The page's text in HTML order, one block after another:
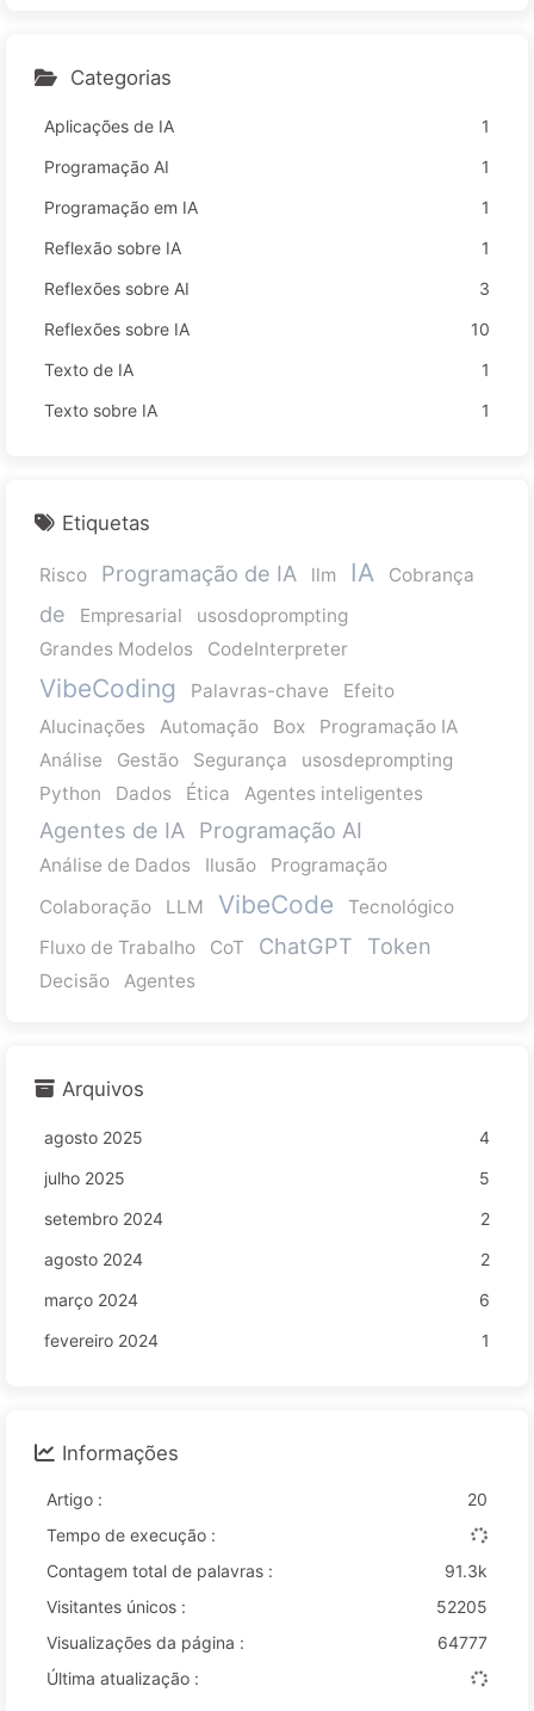
Categorias
Aplicações de IA
1
Programação AI
1
Programação em IA
1
Reflexão sobre IA
1
Reflexões sobre AI
3
Reflexões sobre IA
10
Texto de IA
1
Texto sobre IA
1
Etiquetas
Risco Programação de IA llm IA Cobrança
de Empresarial
usosdoprompting
Grandes Modelos
CodeInterpreter
VibeCoding Palavras-chave
Efeito
Alucinações
Automação Box
Programação IA
Análise
Gestão Segurança
usosdeprompting
Python
Dados Ética Agentes inteligentes
Agentes de IA Programação AI
Análise de Dados Ilusão
Programação
Colaboração
LLM VibeCode
Tecnológico
Fluxo de Trabalho
CoT ChatGPT Token
Decisão Agentes
Arquivos
agosto 2025
4
julho 2025
5
setembro 2024
2
agosto 2024
2
março 2024
6
fevereiro 2024
1
Informações
Artigo :
20
Tempo de execução :
Contagem total de palavras :
91.3k
Visitantes únicos :
52205
Visualizações da página :
64777
Última atualização :